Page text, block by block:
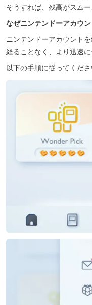
そうすれば、残高がスム
なぜニンテンドーアカウ
ニンテンドーアカウント
経ることなく、より迅速に
以下の手順に従ってくだ